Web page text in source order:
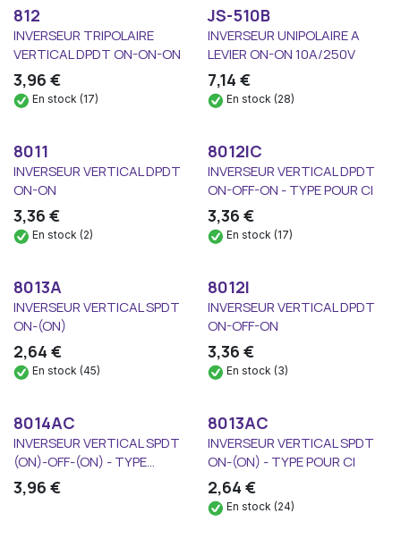
812
INVERSEUR TRIPOLAIRE
VERTICAL DPDT ON-ON-ON
3,96 €
En stock (17)
JS-510B
INVERSEUR UNIPOLAIRE A
LEVIER ON-ON 10A/250V
7,14 €
En stock (28)
8011
INVERSEUR VERTICAL DPDT
ON-ON
3,36 €
En stock (2)
8012IC
INVERSEUR VERTICAL DPDT
ON-OFF-ON - TYPE POUR CI
3,36 €
En stock (17)
8013A
INVERSEUR VERTICAL SPDT
ON-(ON)
2,64 €
En stock (45)
8012I
INVERSEUR VERTICAL DPDT
ON-OFF-ON
3,36 €
En stock (3)
8014AC
INVERSEUR VERTICAL SPDT
(ON)-OFF-(ON) - TYPE...
3,96 €
8013AC
INVERSEUR VERTICAL SPDT
ON-(ON) - TYPE POUR CI
2,64 €
En stock (24)